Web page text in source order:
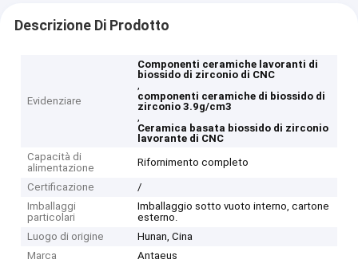
Descrizione Di Prodotto
Evidenziare
Componenti ceramiche lavoranti di
biossido di zirconio di CNC
,
componenti ceramiche di biossido di
zirconio 3.9g/cm3
,
Ceramica basata biossido di zirconio
lavorante di CNC
Capacità di
alimentazione
Rifornimento completo
Certificazione
/
Imballaggi
particolari
Imballaggio sotto vuoto interno, cartone
esterno.
Luogo di origine
Hunan, Cina
Marca
Antaeus